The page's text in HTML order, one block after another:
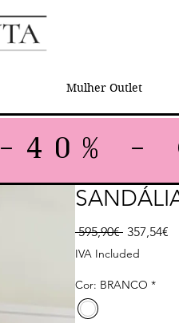
Mulher Outlet
595,90€ Regular
357,54€
IVA Included
Cor: BRANCO *